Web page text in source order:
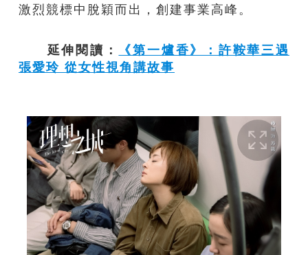
激烈競標中脫穎而出，創建事業高峰。
延伸閱讀：
《第一爐香》：許鞍華三遇
張愛玲 從女性視角講故事